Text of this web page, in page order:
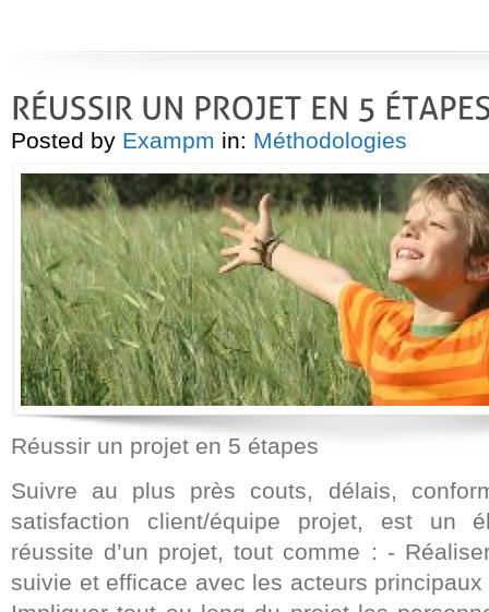
Posted by Exampm in: Méthodologies
Réussir un projet en 5 étapes
Suivre au plus près couts, délais,
satisfaction client/équipe projet, est un
réussite d’un projet, tout comme : -
suivie et efficace avec les acteurs